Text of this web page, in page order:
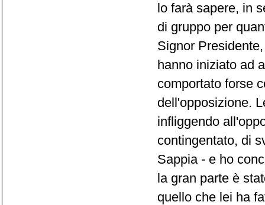
lo farà sapere, in
di gruppo per
Signor
hanno iniziato ad
comportato forse
dell'opposizione.
infliggendo
contingentato, di
Sappia - e ho
la gran parte è
quello che lei ha